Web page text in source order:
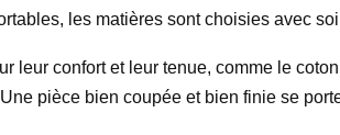
les matières sont choisies avec
leur confort et leur tenue, comme le
pièce bien coupée et bien finie se